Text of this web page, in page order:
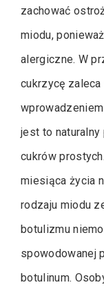
zachować
miodu,
alergiczne. W
cukrzycę
jest to
cukrów
miesiąca życia
rodzaju miodu
botulizmu
spowodowanej
botulinum.